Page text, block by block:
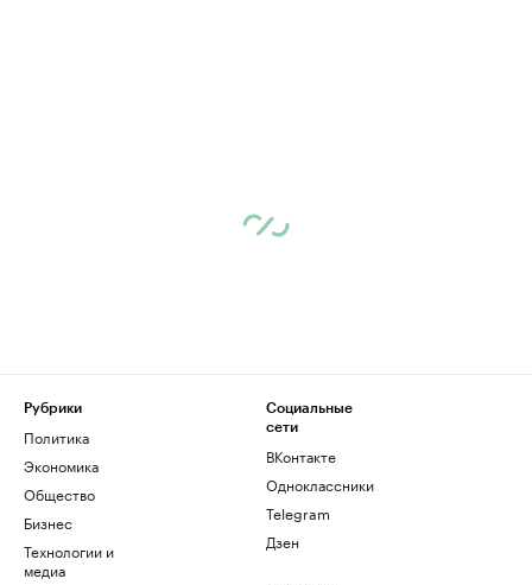
Рубрики
Политика
Экономика
Общество
Бизнес
Технологии и
медиа
Социальные
сети
ВКонтакте
Одноклассники
Telegram
Дзен